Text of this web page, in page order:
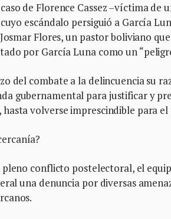
de Florence Cassez –víctima
escándalo persiguió a García
Flores, un pastor boliviano
por García Luna como un
del combate a la delincuencia su
gubernamental para justificar y
volverse imprescindible para
pleno conflicto postelectoral, el
una denuncia por diversas